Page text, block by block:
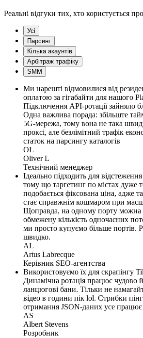
Реальні відгуки тих, хто користується
Усі
Парсинг
Кілька акаунтів
Арбітраж трафіку
SMM
Ми нарешті відмовилися від
оплатою за гігабайти для нашого
Підключення API-ротації зайняло
Одна важлива порада: збільште
5G-мережа, тому вона не така
проксі, але безлімітний трафік
статок на парсингу каталогів
OL
Oliver L
Технічний менеджер
Ідеально підходить для
тому що таргетинг по містах дуже
подобається фіксована ціна, адже
стає справжнім кошмаром при
Щоправда, на одному порту можна
обмежену кількість одночасних
ми просто купуємо більше портів.
швидко.
AL
Artus Labrecque
Керівник SEO-агентства
Використовуємо їх для скрапінгу
Динамічна ротація працює чудово
ланцюгові бани. Тільки не
відео в години пік lol. Стрибки
отримання JSON-даних усе працює
AS
Albert Stevens
Розробник